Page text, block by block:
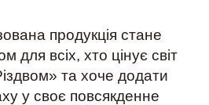
продукція стане
для всіх, хто цінує світ
та хоче додати
у своє повсякденне